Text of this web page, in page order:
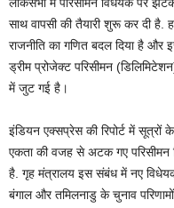
साथ वापसी की तैयारी शुरू कर दी है.
राजनीति का गणित बदल दिया है
ड्रीम प्रोजेक्ट परिसीमन
में जुट गई है।
इंडियन एक्सप्रेस की रिपोर्ट में सूत्रों
एकता की वजह से अटक गए परिसीमन
है. गृह मंत्रालय इस संबंध में नए विधेयक
बंगाल और तमिलनाडु के चुनाव